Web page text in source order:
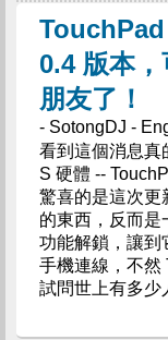
0.4 版本
朋友了！
- SotongDJ -
看到這個消息真
S 硬體 --
驚喜的是這次更
的東西，反而是
功能解鎖，讓到
手機連線，不然
試問世上有多少